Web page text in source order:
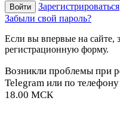
Зарегистрироваться
Забыли свой пароль?
Если вы впервые на сайте,
регистрационную форму.
Возникли проблемы при
Telegram или по телефону
18.00 МСК